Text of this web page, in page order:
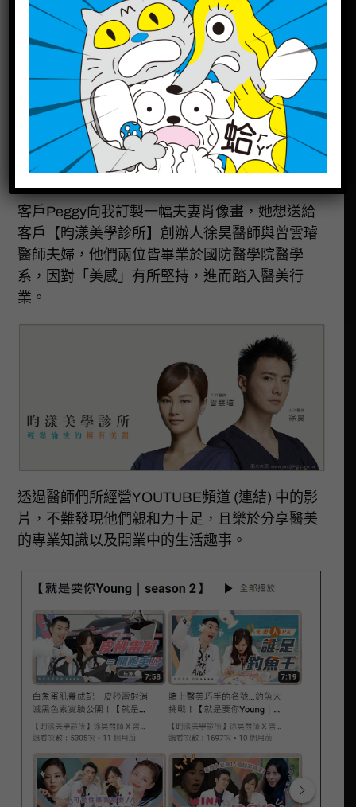
肖像畫 作品人物介紹
客戶Peggy向我訂製一幅夫妻肖像畫，她想送給
客戶【昀漾美學診所】創辦人徐昊醫師與曾雲璿
醫師夫婦，他們兩位皆畢業於國防醫學院醫學
系，因對「美感」有所堅持，進而踏入醫美行
業。
透過醫師們所經營YOUTUBE頻道 (連結) 中的影
片，不難發現他們親和力十足，且樂於分享醫美
的專業知識以及開業中的生活趣事。